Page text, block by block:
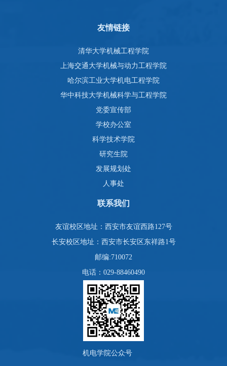
友情链接
清华大学机械工程学院
上海交通大学机械与动力工程学院
哈尔滨工业大学机电工程学院
华中科技大学机械科学与工程学院
党委宣传部
学校办公室
科学技术学院
研究生院
发展规划处
人事处
联系我们
友谊校区地址：西安市友谊西路127号
长安校区地址：西安市长安区东祥路1号
邮编:710072
电话：029-88460490
机电学院公众号